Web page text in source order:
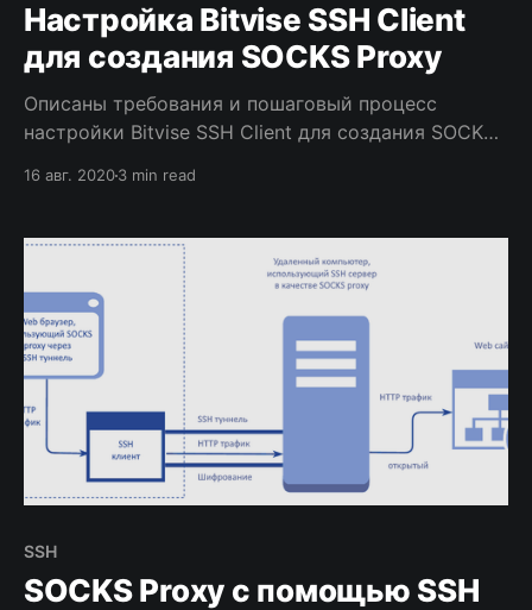
Настройка Bitvise SSH Client
для создания SOCKS Proxy
Описаны требования и пошаговый процесс
настройки Bitvise SSH Client для создания SOCKS
16 авг. 20203 min read
SSH
SOCKS Proxy с помощью SSH